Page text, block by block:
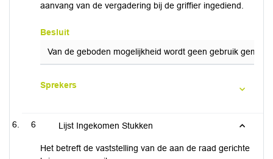
aanvang van de vergadering bij de griffier ingediend.
Besluit
Van de geboden mogelijkheid wordt geen gebruik
Sprekers
6 Lijst Ingekomen Stukken
Het betreft de vaststelling van de aan de raad gerichte